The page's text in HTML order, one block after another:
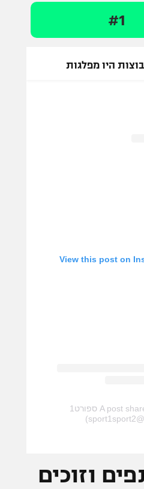
#1
היו מפלגות
View this post on
A post shared by ספורט1
וזוכים